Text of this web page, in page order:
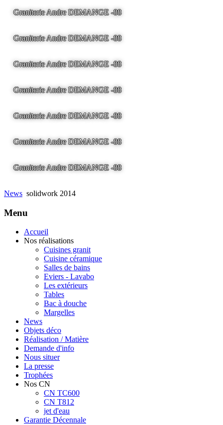
Graniterie Andre DEMANGE -88
Graniterie Andre DEMANGE -88
Graniterie Andre DEMANGE -88
Graniterie Andre DEMANGE -88
Graniterie Andre DEMANGE -88
Graniterie Andre DEMANGE -88
Graniterie Andre DEMANGE -88
News solidwork 2014
Menu
Accueil
Nos réalisations
Cuisines granit
Cuisine céramique
Salles de bains
Eviers - Lavabo
Les extérieurs
Tables
Bac à douche
Margelles
News
Objets déco
Réalisation / Matière
Demande d'info
Nous situer
La presse
Trophées
Nos CN
CN TC600
CN T812
jet d'eau
Garantie Décennale